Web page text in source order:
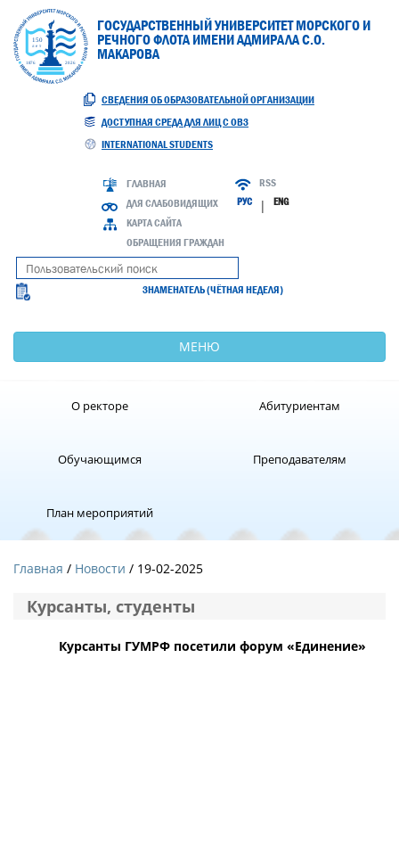
ГОСУДАРСТВЕННЫЙ УНИВЕРСИТЕТ МОРСКОГО И
РЕЧНОГО ФЛОТА ИМЕНИ АДМИРАЛА С.О.
МАКАРОВА
СВЕДЕНИЯ ОБ ОБРАЗОВАТЕЛЬНОЙ ОРГАНИЗАЦИИ
ДОСТУПНАЯ СРЕДА ДЛЯ ЛИЦ С ОВЗ
INTERNATIONAL STUDENTS
ГЛАВНАЯ
ДЛЯ СЛАБОВИДЯЩИХ
КАРТА САЙТА
ОБРАЩЕНИЯ ГРАЖДАН
RSS
РУС | ENG
ЗНАМЕНАТЕЛЬ (ЧЁТНАЯ НЕДЕЛЯ)
МЕНЮ
О ректоре Абитуриентам
Обучающимся Преподавателям
План мероприятий
Главная Новости / 19-02-2025
Курсанты, студенты
Курсанты ГУМРФ посетили форум «Единение»